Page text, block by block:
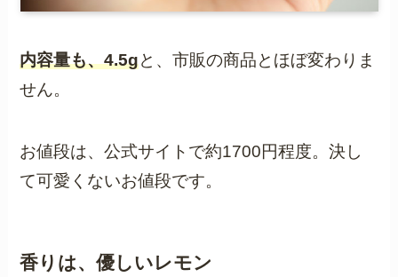
内容量も、4.5gと、市販の商品とほぼ変わりま
せん。
お値段は、公式サイトで約1700円程度。決し
て可愛くないお値段です。
香りは、優しいレモン